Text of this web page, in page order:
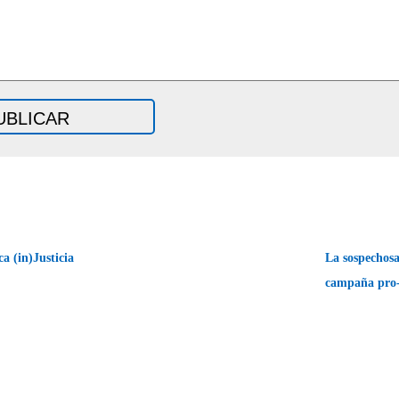
(in)Justicia
La
campaña